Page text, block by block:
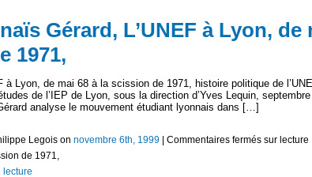
Gérard, L’UNEF à Lyon, de
1971,
à Lyon, de mai 68 à la scission de 1971, histoire politique de
de l’IEP de Lyon, sous la direction d’Yves Lequin,
analyse le mouvement étudiant lyonnais dans […]
Legois on novembre 6th, 1999 | Commentaires fermés sur lecture
de 1971,
lecture